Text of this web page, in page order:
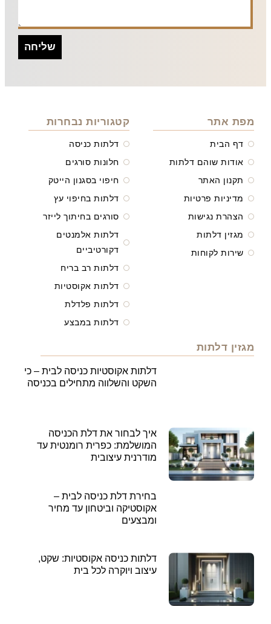
שליחה
מפת אתר
דף הבית
אודות שוהם דלתות
תקנון האתר
מדיניות פרטיות
הצהרת נגישות
מגזין דלתות
שירות לקוחות
קטגוריות נבחרות
דלתות כניסה
חלונות סורגים
חיפוי בסגנון הייטק
דלתות בחיפוי עץ
סורגים בחיתוך לייזר
דלתות אלמנטים
דקורטיביים
דלתות רב בריח
דלתות אקוסטיות
דלתות פלדלת
דלתות במבצע
מגזין דלתות
דלתות אקוסטיות כניסה לבית – כי
השקט והשלווה מתחילים בכניסה
איך לבחור את דלת הכניסה
המושלמת: כפרית רומנטית עד
מודרנית עיצובית
בחירת דלת כניסה לבית –
אקוסטיקה וביטחון עד מחיר
ומבצעים
דלתות כניסה אקוסטיות: שקט,
עיצוב ויוקרה לכל בית